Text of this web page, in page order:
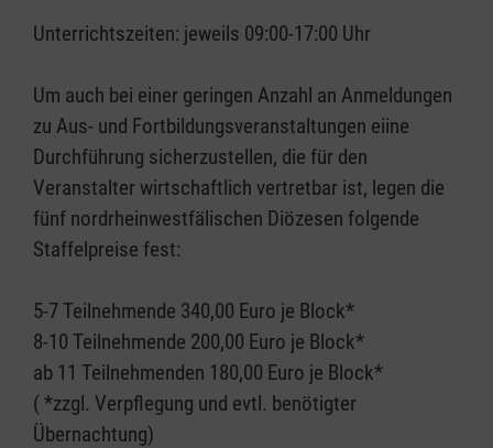
Unterrichtszeiten: jeweils 09:00-17:00 Uhr
Um auch bei einer geringen Anzahl an Anmeldungen
zu Aus- und Fortbildungsveranstaltungen eiine
Durchführung sicherzustellen, die für den
Veranstalter wirtschaftlich vertretbar ist, legen die
fünf nordrheinwestfälischen Diözesen folgende
Staffelpreise fest:
5-7 Teilnehmende 340,00 Euro je Block*
8-10 Teilnehmende 200,00 Euro je Block*
ab 11 Teilnehmenden 180,00 Euro je Block*
( *zzgl. Verpflegung und evtl. benötigter
Übernachtung)